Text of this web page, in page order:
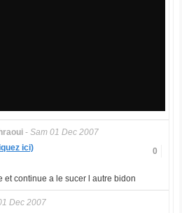
- Sam 01 Dec 2007
0
ici)
et continue a le sucer l autre bidon
Dec 2007